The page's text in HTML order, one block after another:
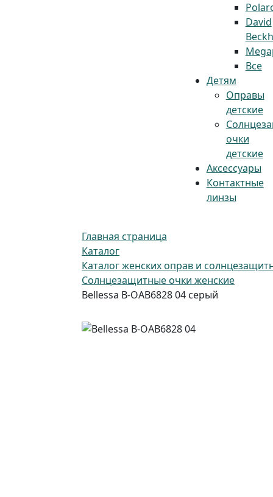
David
Все
Детям
Оправы
детские
очки
детские
Аксессуары
Контактные
линзы
Главная страница
Каталог
Каталог женских оправ и
Солнцезащитные очки женские
Bellessa B-OAB6828 04 серый